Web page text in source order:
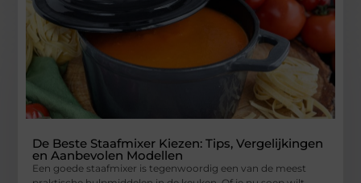
De Beste Staafmixer Kiezen: Tips, Vergelijkingen
en Aanbevolen Modellen
Een goede staafmixer is tegenwoordig een van de meest